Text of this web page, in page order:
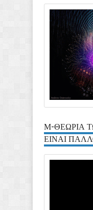
Μ-ΘΕΩΡΙΑ
ΕΙΝΑΙ